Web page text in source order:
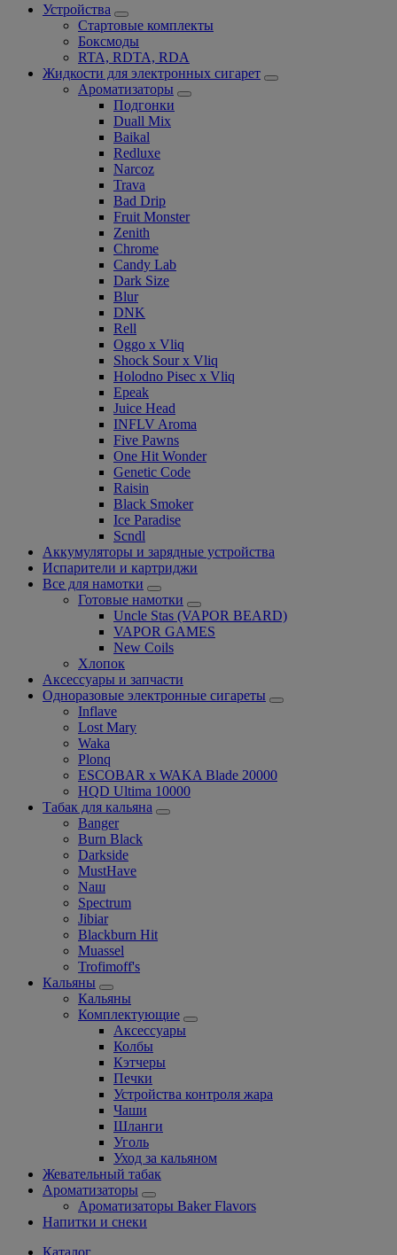
Устройства
Стартовые комплекты
Боксмоды
RTA, RDTA, RDA
Жидкости для электронных сигарет
Ароматизаторы
Подгонки
Duall Mix
Baikal
Redluxe
Narcoz
Trava
Bad Drip
Fruit Monster
Zenith
Chrome
Candy Lab
Dark Size
Blur
DNK
Rell
Oggo x Vliq
Shock Sour x Vliq
Holodno Pisec x Vliq
Epeak
Juice Head
INFLV Aroma
Five Pawns
One Hit Wonder
Genetic Code
Raisin
Black Smoker
Ice Paradise
Scndl
Аккумуляторы и зарядные устройства
Испарители и картриджи
Все для намотки
Готовые намотки
Uncle Stas (VAPOR BEARD)
VAPOR GAMES
New Coils
Хлопок
Аксессуары и запчасти
Одноразовые электронные сигареты
Inflave
Lost Mary
Waka
Plonq
ESCOBAR x WAKA Blade 20000
HQD Ultima 10000
Табак для кальяна
Banger
Burn Black
Darkside
MustHave
Nаш
Spectrum
Jibiar
Blackburn Hit
Muassel
Trofimoff's
Кальяны
Кальяны
Комплектующие
Аксессуары
Колбы
Кэтчеры
Печки
Устройства контроля жара
Чаши
Шланги
Уголь
Уход за кальяном
Жевательный табак
Ароматизаторы
Ароматизаторы Baker Flavors
Напитки и снеки
Каталог